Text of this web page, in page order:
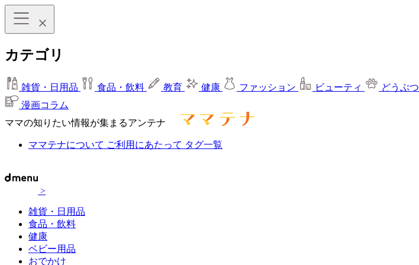
カテゴリ
雑貨・日用品 食品・飲料 教育 健康 ファッション ビューティ どうぶつ
漫画コラム
ママの知りたい情報が集まるアンテナ
ママテナについて ご利用にあたって タグ一覧
>
雑貨・日用品
食品・飲料
健康
ベビー用品
おでかけ